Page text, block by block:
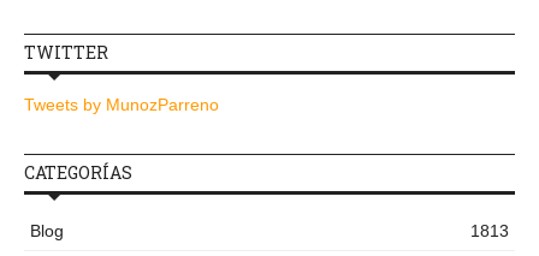
TWITTER
Tweets by MunozParreno
CATEGORÍAS
Blog
1813